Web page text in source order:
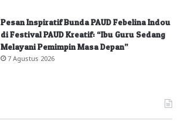
Pesan Inspiratif Bunda PAUD Febelina Indou
di Festival PAUD Kreatif: “Ibu Guru Sedang
Melayani Pemimpin Masa Depan”
7 Agustus 2026